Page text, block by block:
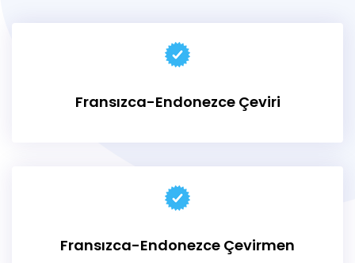
Fransızca-Endonezce Çeviri
Fransızca-Endonezce Çevirmen